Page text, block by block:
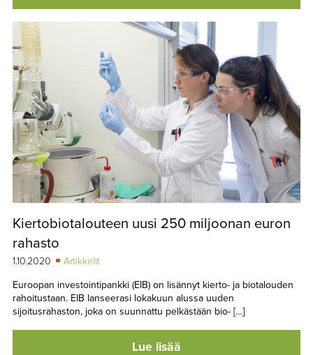
Kiertobiotalouteen uusi 250 miljoonan euron
rahasto
1.10.2020
Artikkelit
Euroopan investointipankki (EIB) on lisännyt kierto- ja biotalouden
rahoitustaan. EIB lanseerasi lokakuun alussa uuden
sijoitusrahaston, joka on suunnattu pelkästään bio- […]
Lue lisää